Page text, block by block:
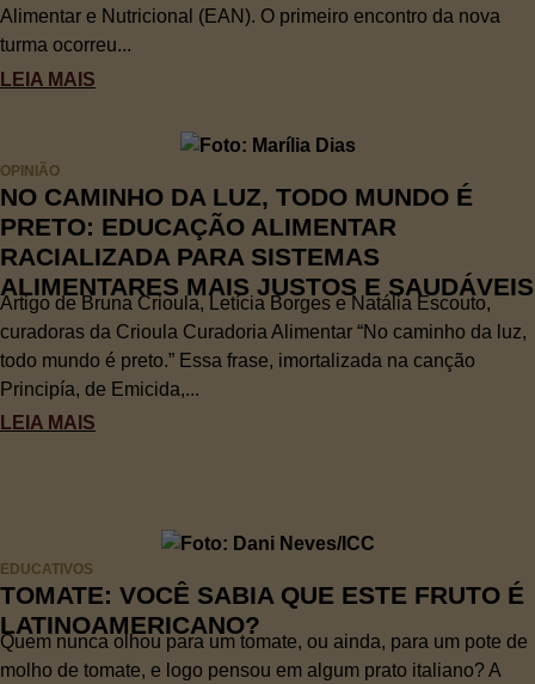
Alimentar e Nutricional (EAN). O primeiro encontro da nova
turma ocorreu...
LEIA MAIS
OPINIÃO
NO CAMINHO DA LUZ, TODO MUNDO É
PRETO: EDUCAÇÃO ALIMENTAR
RACIALIZADA PARA SISTEMAS
ALIMENTARES MAIS JUSTOS E SAUDÁVEIS
Artigo de Bruna Crioula, Letícia Borges e Natália Escouto,
curadoras da Crioula Curadoria Alimentar “No caminho da luz,
todo mundo é preto.” Essa frase, imortalizada na canção
Principía, de Emicida,...
LEIA MAIS
EDUCATIVOS
TOMATE: VOCÊ SABIA QUE ESTE FRUTO É
LATINOAMERICANO?
Quem nunca olhou para um tomate, ou ainda, para um pote de
molho de tomate, e logo pensou em algum prato italiano? A